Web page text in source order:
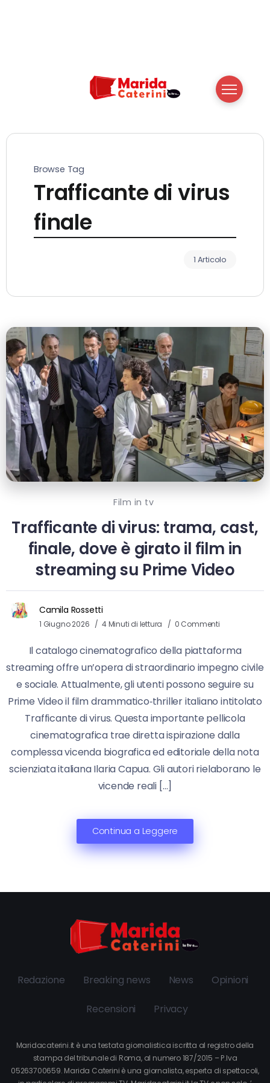
Browse Tag
Trafficante di virus
finale
1 Articolo
Film in tv
Trafficante di virus: trama, cast,
finale, dove è girato il film in
streaming su Prime Video
Camila Rossetti
1 Giugno 2026 4 Minuti di lettura 0 Commenti
Il catalogo cinematografico della piattaforma
streaming offre un’opera di straordinario impegno civile
e sociale. Attualmente, gli utenti possono seguire su
Prime Video il film drammatico‑thriller italiano intitolato
Trafficante di virus. Questa importante pellicola
cinematografica trae diretta ispirazione dalla
complessa vicenda biografica ed editoriale della nota
scienziata italiana Ilaria Capua. Gli autori rielaborano le
vicende reali […]
Continua a Leggere
Redazione Breaking news News Opinioni
Recensioni Privacy
Maridacaterini.it è una testata giornalistica iscritta al registro della
stampa del tribunale di Roma, al numero 187/2015 – P.Iva
05263700659. Marida Caterini è una giornalista, esperta di spettacoli,